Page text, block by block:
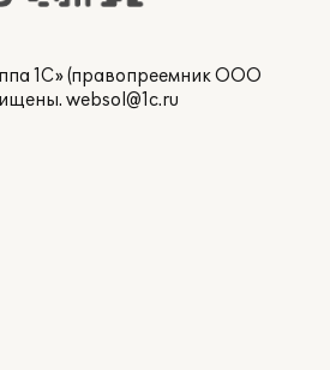
1С» (правопреемник ООО
websol@1c.ru